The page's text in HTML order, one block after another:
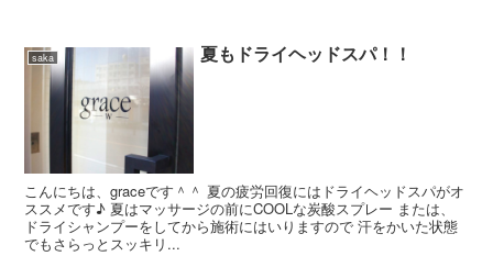
saka 夏もドライヘッドスパ！！
こんにちは、graceです＾＾ 夏の疲労回復にはドライヘッドスパがオ
ススメです♪ 夏はマッサージの前にCOOLな炭酸スプレー または、
ドライシャンプーをしてから施術にはいりますので 汗をかいた状態
でもさらっとスッキリ...